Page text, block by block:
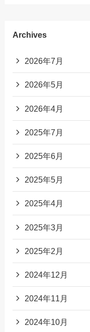
Archives
2026年7月
2026年5月
2026年4月
2025年7月
2025年6月
2025年5月
2025年4月
2025年3月
2025年2月
2024年12月
2024年11月
2024年10月